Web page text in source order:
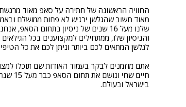
החוויה הראשונה של חתירה על סאפ מאוד
מאוד חשוב שהגלשן ירגיש לא פחות ממושלם
שלנו מעל 16 שנים של ניסיון בתחום
והניסיון שלו, ממתחילים למקצוענים בכל
לגלשן המתאים לכם ביותר וניתן לכם את כל
אתם מוזמנים לבקר בעמוד האודות שם תוכלו
חיים
בישראל ובעולם.